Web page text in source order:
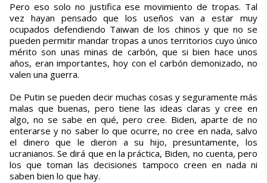
Pero eso solo no justifica ese movimiento de tropas. Tal
vez hayan pensado que los useños van a estar muy
ocupados defendiendo Taiwan de los chinos y que no se
pueden permitir mandar tropas a unos territorios cuyo único
mérito son unas minas de carbón, que si bien hace unos
años, eran importantes, hoy con el carbón demonizado, no
valen una guerra.
De Putin se pueden decir muchas cosas y seguramente más
malas que buenas, pero tiene las ideas claras y cree en
algo, no se sabe en qué, pero cree. Biden, aparte de no
enterarse y no saber lo que ocurre, no cree en nada, salvo
el dinero que le dieron a su hijo, presuntamente, los
ucranianos. Se dirá que en la práctica, Biden, no cuenta, pero
los que toman las decisiones tampoco creen en nada ni
saben bien lo que hay.